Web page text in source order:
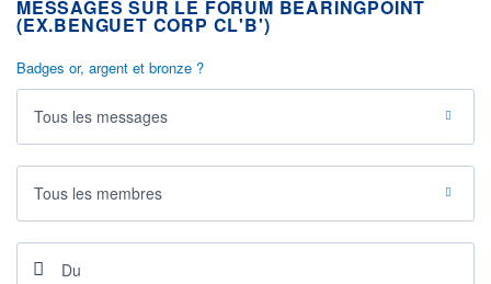
249,450 221,210
6 840 648
VALORISATION
67 370 MUSD
CAPI.
BAISSE
0,000
HAUSSE
RENDEMENT PER ESTIMÉ
MESSAGES SUR LE FORUM BEARINGPOINT
(EX.BENGUET CORP CL'B')
Badges or, argent et bronze ?
Tous les messages
Tous les membres